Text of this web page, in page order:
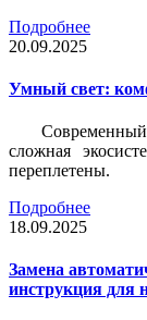
Подробнее
20.09.2025
Умный свет:
Современный
сложная
переплетены.
Подробнее
18.09.2025
Замена
инструкция для